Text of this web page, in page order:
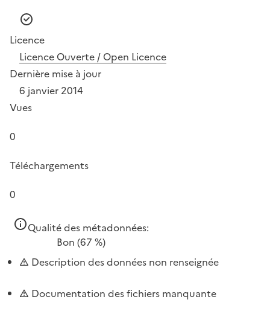
Licence
Licence Ouverte / Open Licence
Dernière mise à jour
6 janvier 2014
Vues
0
Téléchargements
0
Qualité des métadonnées:
Bon (67 %)
Description des données non renseignée
Documentation des fichiers manquante